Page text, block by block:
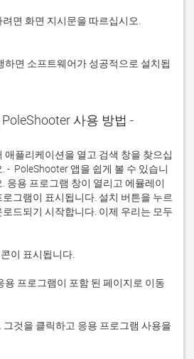
사용 방법 -
애플리케이션을 열고 검색 창을 찾으십
-  PoleShooter 앱을 쉽게 볼 수 있습니
응용 프로그램 창이 열리고 에뮬레이
그램이 표시됩니다. 설치 버튼을 누르
드되기 시작합니다. 이제 우리는 모두